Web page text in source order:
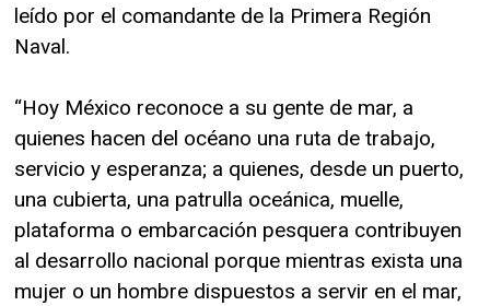
leído por el comandante de la Primera Región
Naval.
“Hoy México reconoce a su gente de mar, a
quienes hacen del océano una ruta de trabajo,
servicio y esperanza; a quienes, desde un puerto,
una cubierta, una patrulla oceánica, muelle,
plataforma o embarcación pesquera contribuyen
al desarrollo nacional porque mientras exista una
mujer o un hombre dispuestos a servir en el mar,